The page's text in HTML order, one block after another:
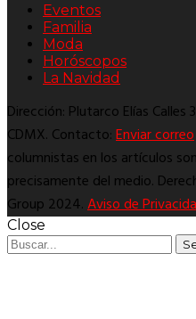
Eventos
Familia
Moda
Horóscopos
La Navidad
Dirección: Plutarco Elías
CDMX. Contacto:Enviar correo
columnistas en los artículos
precisamente del medio.
Group 2024.Aviso de
Close